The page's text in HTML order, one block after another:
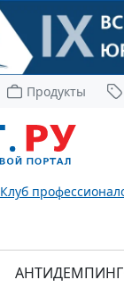
Продукты
Клуб